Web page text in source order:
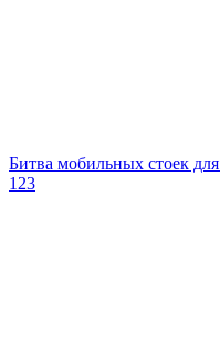
Битва мобильных стоек
123